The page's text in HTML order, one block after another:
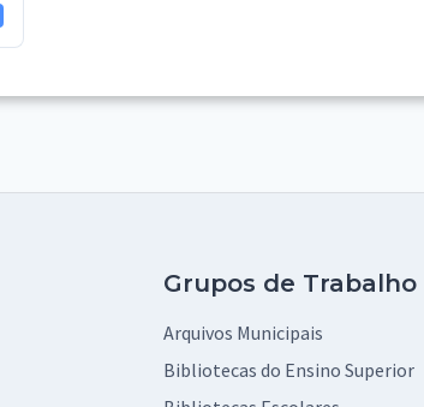
Grupos de Trabalho
Arquivos Municipais
Bibliotecas do Ensino Superior